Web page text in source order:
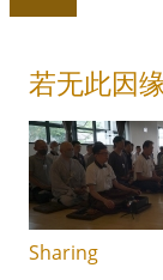
若无此因
Sharing